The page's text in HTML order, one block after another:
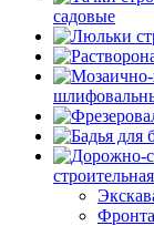
садовые